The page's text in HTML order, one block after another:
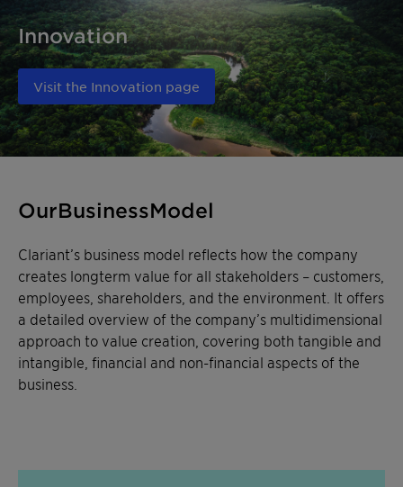
Innovation
Visit the Innovation page
Our Business Model
Clariant’s business model reflects how the company
creates longterm value for all stakeholders – customers,
employees, shareholders, and the environment. It offers
a detailed overview of the company’s multidimensional
approach to value creation, covering both tangible and
intangible, financial and non-financial aspects of the
business.